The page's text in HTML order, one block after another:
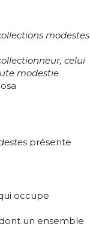
modestes
celui
modestie
présente
occupe
un ensemble